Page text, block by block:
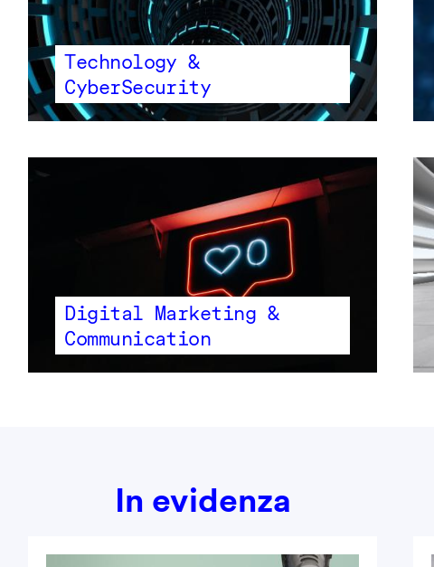
Technology &
CyberSecurity
Digital Marketing &
Communication
In evidenza